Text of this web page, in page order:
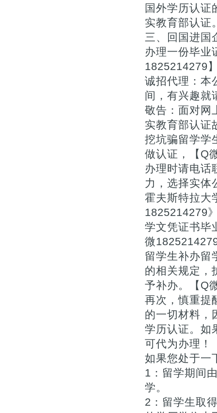
国外学历认证
实教育部认证
三、回国进国
办理一份毕业
1825214279
诚招代理：本
间，有兴趣就
敬告：面对网
实教育部认证
挖坑骗留学学
做认证，【Q
办理时请电话
力，选择实体
霍夫斯特拉大
1825214279
学文凭证书毕
微
留学生补办留
的相关规定，
予补办。【Q
再次，慎重提
的一切材料，
学历认证。如
可代为办理！
如果您处于一
1：留学期间
学。
2：留学生取